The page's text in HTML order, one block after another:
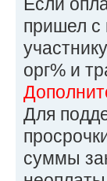
Если
пришел с
орг% и
Для
суммы